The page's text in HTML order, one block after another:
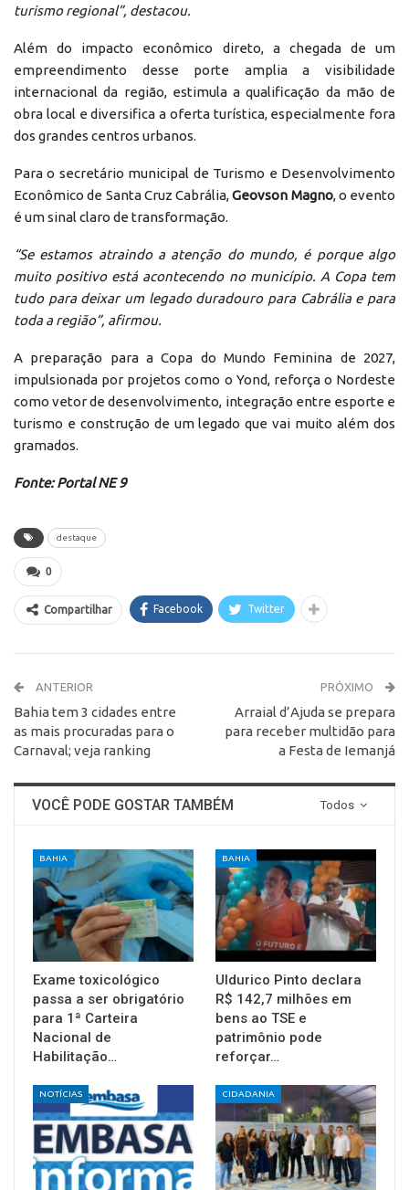
turismo regional”, destacou.
Além do impacto econômico direto, a chegada de um
empreendimento desse porte amplia a visibilidade
internacional da região, estimula a qualificação da mão de
obra local e diversifica a oferta turística, especialmente fora
dos grandes centros urbanos.
Para o secretário municipal de Turismo e Desenvolvimento
Econômico de Santa Cruz Cabrália,Geovson Magno, o evento
é um sinal claro de transformação.
“Se estamos atraindo a atenção do mundo, é porque algo
muito positivo está acontecendo no município. A Copa tem
tudo para deixar um legado duradouro para Cabrália e para
toda a região”, afirmou.
A preparação para a Copa do Mundo Feminina de 2027,
impulsionada por projetos como o Yond, reforça o Nordeste
como vetor de desenvolvimento, integração entre esporte e
turismo e construção de um legado que vai muito além dos
gramados.
Fonte: Portal NE 9
destaque
0
Compartilhar Facebook Twitter
ANTERIOR
Bahia tem 3 cidades entre
as mais procuradas para o
Carnaval; veja ranking
PRÓXIMO
Arraial d’Ajuda se prepara
para receber multidão para
a Festa de Iemanjá
Todos
VOCÊ PODE GOSTAR TAMBÉM
BAHIA
Exame toxicológico
passa a ser obrigatório
para 1ª Carteira
Nacional de
Habilitação…
BAHIA
Uldurico Pinto declara
R$ 142,7 milhões em
bens ao TSE e
patrimônio pode
reforçar…
NOTÍCIAS CIDADANIA